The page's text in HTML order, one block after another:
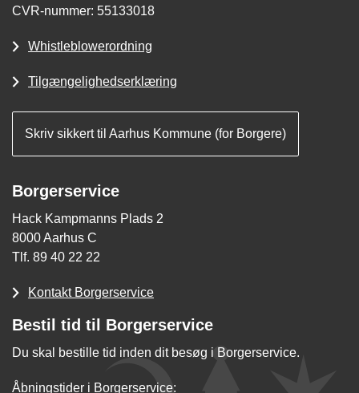
CVR-nummer: 55133018
Whistleblowerordning
Tilgængelighedserklæring
Skriv sikkert til Aarhus Kommune (for Borgere)
Borgerservice
Hack Kampmanns Plads 2
8000 Aarhus C
Tlf. 89 40 22 22
Kontakt Borgerservice
Bestil tid til Borgerservice
Du skal bestille tid inden dit besøg i Borgerservice.
Åbningstider i Borgerservice: